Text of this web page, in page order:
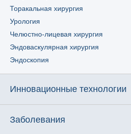
Торакальная хирургия
Урология
Челюстно-лицевая хирургия
Эндоваскулярная хирургия
Эндоскопия
Инновационные технологии
Заболевания